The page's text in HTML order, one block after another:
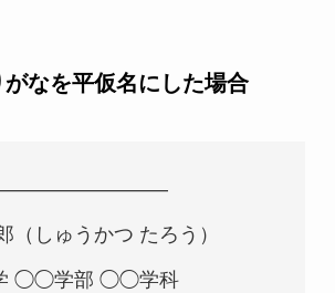
なを平仮名にした場合
（しゅうかつ たろう）
◯◯学部 ◯◯学科